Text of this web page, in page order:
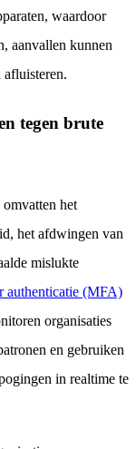
waardoor
aanvallen kunnen
tegen brute
omvatten het
het afdwingen van
mislukte
authenticatie (MFA)
organisaties
en gebruiken
in realtime te